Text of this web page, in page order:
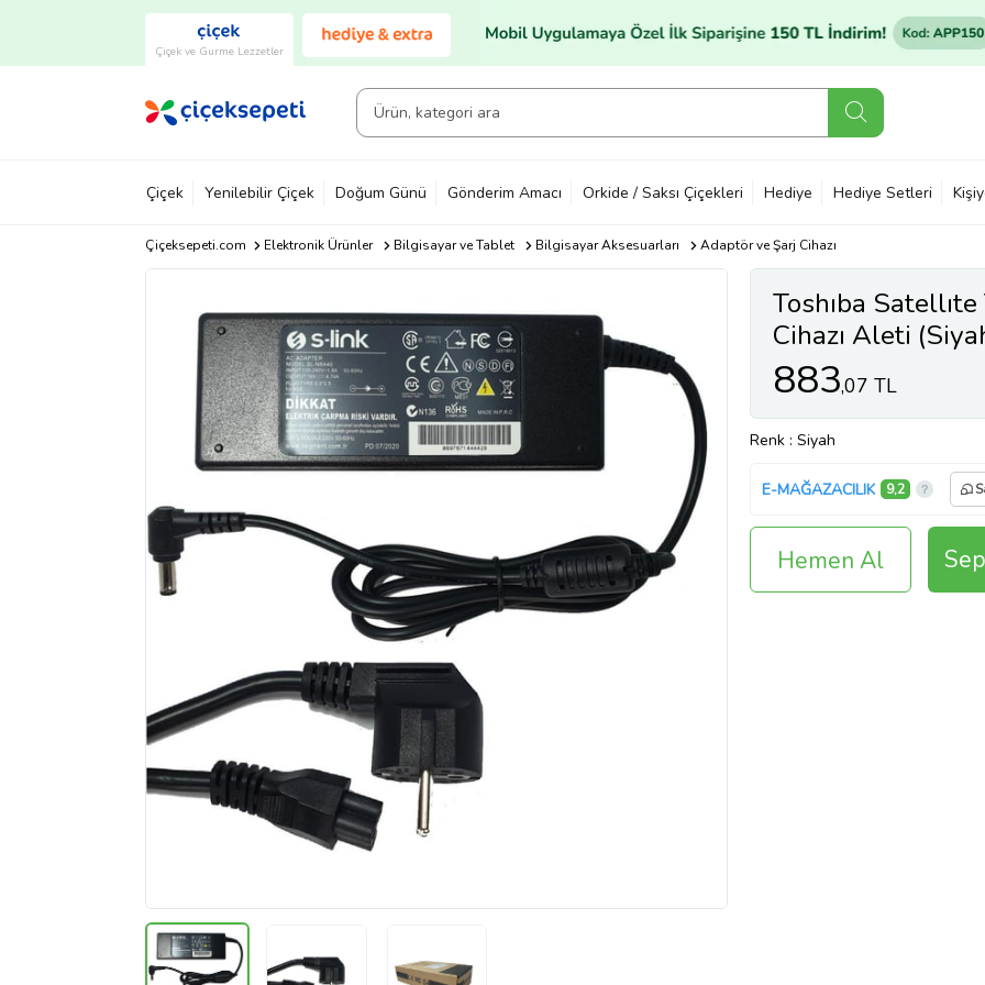
Çiçek ve Gurme Lezzetler
Çiçek Yenilebilir Çiçek Doğum Günü Gönderim Amacı Orkide / Saksı Çiçekleri Hediye Hediye Setleri
Çiçeksepeti.com Elektronik Ürünler Bilgisayar ve Tablet Bilgisayar Aksesuarları Adaptör ve Şarj Cihazı
Toshıba
Cihazı Aleti
883,07 TL
Renk : Siyah
E-MAĞAZACILIK 9,2
Hemen Al